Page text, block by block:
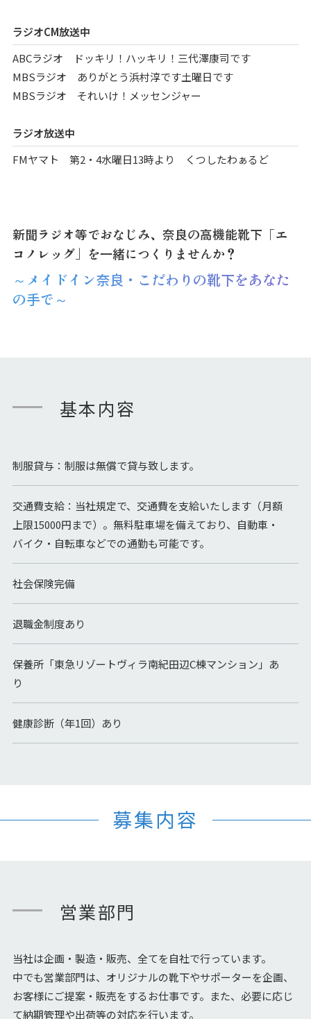
ラジオCM放送中
ABCラジオ ドッキリ！ハッキリ！三代澤康司です
MBSラジオ ありがとう浜村淳です土曜日です
MBSラジオ それいけ！メッセンジャー
ラジオ放送中
FMヤマト 第2・4水曜日13時より くつしたわぁるど
新聞ラジオ等でおなじみ、奈良の高機能靴下「エ
コノレッグ」を一緒につくりませんか？
～メイドイン奈良・こだわりの靴下をあなた
の手で～
基本内容
制服貸与：制服は無償で貸与致します。
交通費支給：当社規定で、交通費を支給いたします（月額
上限15000円まで）。無料駐車場を備えており、自動車・
バイク・自転車などでの通勤も可能です。
社会保険完備
退職金制度あり
保養所「東急リゾートヴィラ南紀田辺C棟マンション」あ
り
健康診断（年1回）あり
募集内容
営業部門
当社は企画・製造・販売、全てを自社で行っています。
中でも営業部門は、オリジナルの靴下やサポーターを企画、
お客様にご提案・販売をするお仕事です。また、必要に応じ
て納期管理や出荷等の対応を行います。